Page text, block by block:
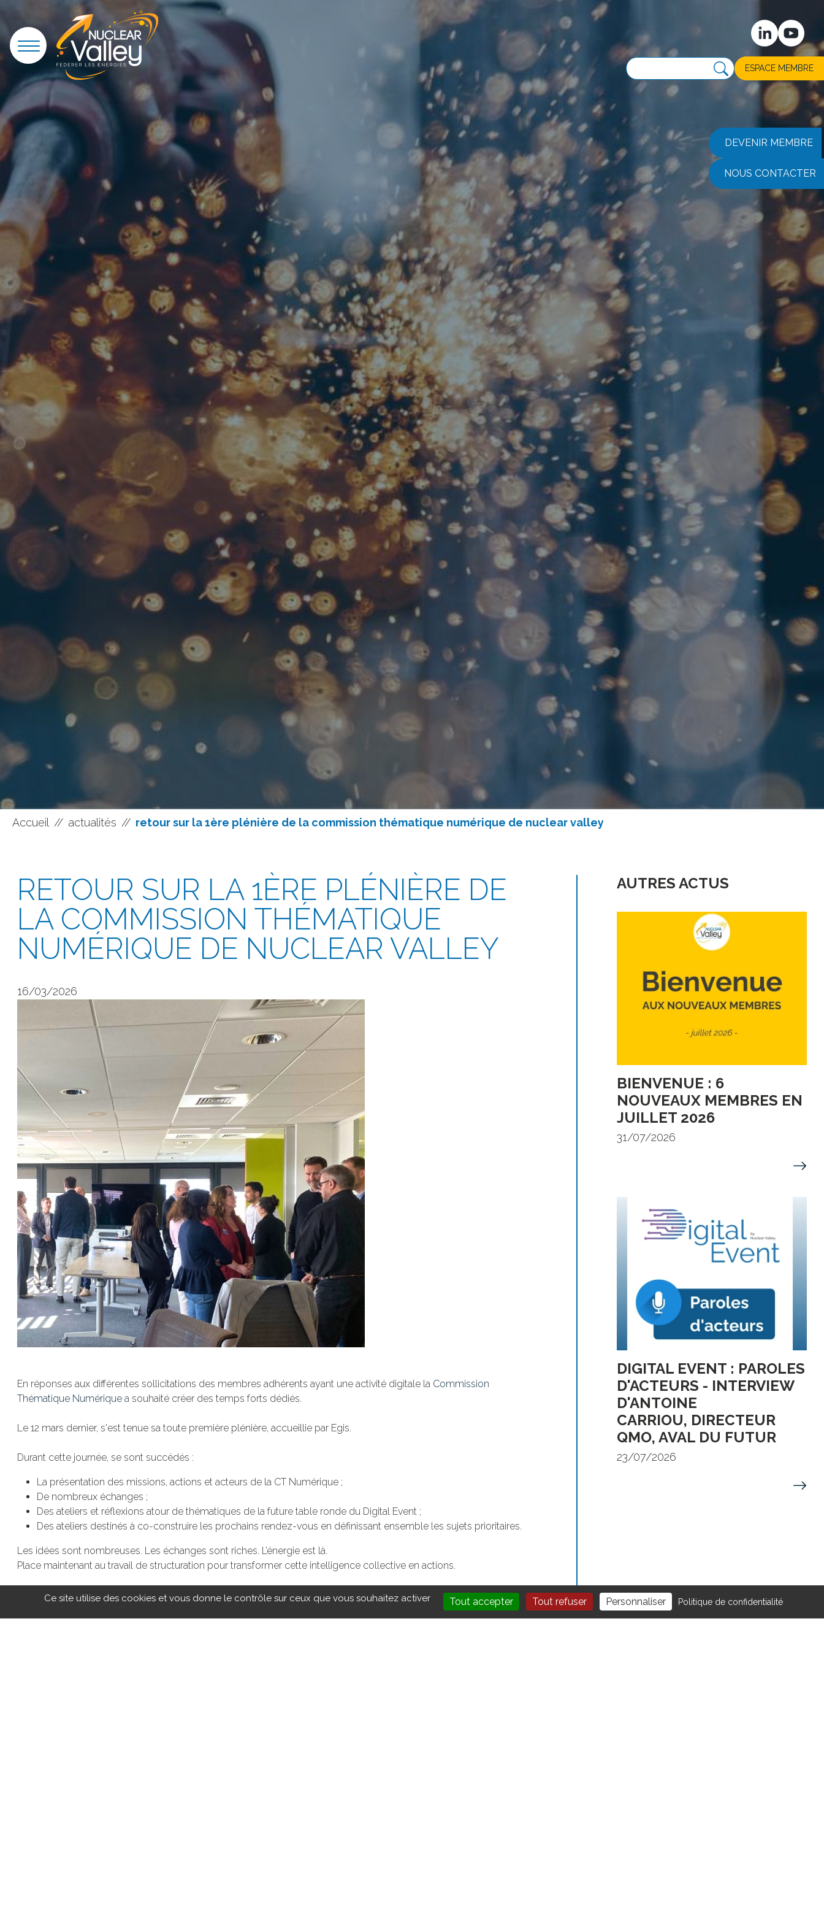
DEVENIR MEMBRE
NOUS CONTACTER
ESPACE MEMBRE
Accueil // actualités // retour sur la 1ère plénière de la commission thématique numérique de nuclear valley
RETOUR SUR LA 1ÈRE PLÉNIÈRE DE
LA COMMISSION THÉMATIQUE
NUMÉRIQUE DE NUCLEAR VALLEY
16/03/2026
En réponses aux différentes sollicitations des membres adhérents ayant une activité digitale la Commission
Thématique Numérique a souhaité créer des temps forts dédiés.
Le 12 mars dernier, s'est tenue sa toute première plénière, accueillie par Egis.
Durant cette journée, se sont succédés :
La présentation des missions, actions et acteurs de la CT Numérique ;
De nombreux échanges ;
Des ateliers et réflexions atour de thématiques de la future table ronde du Digital Event ;
Des ateliers destinés à co-construire les prochains rendez-vous en définissant ensemble les sujets prioritaires.
Les idées sont nombreuses. Les échanges sont riches. L’énergie est là.
Place maintenant au travail de structuration pour transformer cette intelligence collective en actions.
Cette première plénière marque le lancement d’une dynamique participative autour des enjeux numériques de la
AUTRES ACTUS
BIENVENUE : 6
NOUVEAUX MEMBRES EN
JUILLET 2026
31/07/2026
DIGITAL EVENT : PAROLES
D'ACTEURS - INTERVIEW
D'ANTOINE
CARRIOU, DIRECTEUR
QMO, AVAL DU FUTUR
23/07/2026
Panneau de gestion des cookies
Ce site utilise des cookies et vous donne le contrôle sur ceux que vous souhaitez activer Tout accepter Tout refuser Personnaliser Politique de confidentialité